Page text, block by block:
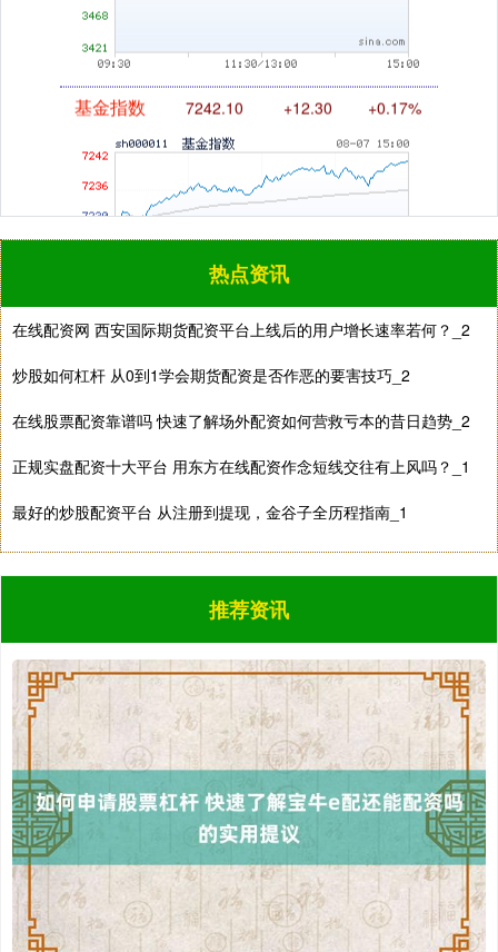
基金指数 7242.10 +12.30 +0.17%
229.69
期指IC0 7877.80 +164.40 +2.13%
上证综指 3940.04 +39.68 +1.02%
热点资讯
在线配资网 西安国际期货配资平台上线后的用户增长速率若何？_2
炒股如何杠杆 从0到1学会期货配资是否作恶的要害技巧_2
在线股票配资靠谱吗 快速了解场外配资如何营救亏本的昔日趋势_2
正规实盘配资十大平台 用东方在线配资作念短线交往有上风吗？_1
最好的炒股配资平台 从注册到提现，金谷子全历程指南_1
推荐资讯